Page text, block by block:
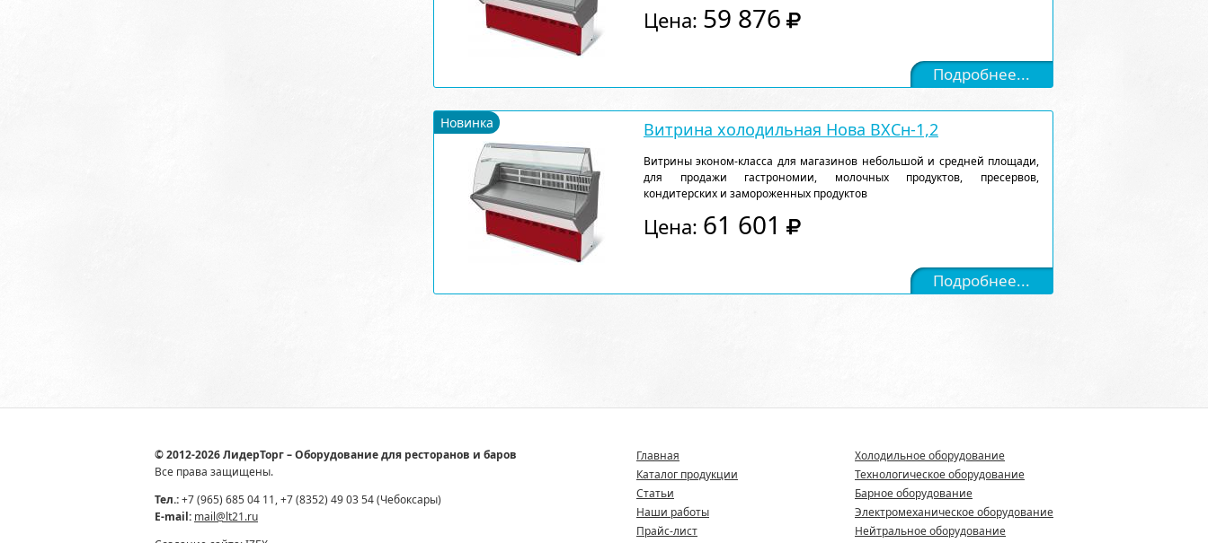
Цена: 59 876
Подробнее...
Новинка Витрина холодильная Нова ВХСн-1,2
Витрины эконом-класса для магазинов небольшой и средней площади,
для продажи гастрономии, молочных продуктов, пресервов,
кондитерских и замороженных продуктов
Цена: 61 601
Подробнее...
© 2012-2026 ЛидерТорг – Оборудование для ресторанов и баров
Все права защищены.
Тел.:+7 (965) 685 04 11, +7 (8352) 49 03 54 (Чебоксары)
E-mail: mail@lt21.ru
Главная
Каталог продукции
Статьи
Наши работы
Прайс-лист
Холодильное оборудование
Технологическое оборудование
Барное оборудование
Электромеханическое оборудование
Нейтральное оборудование